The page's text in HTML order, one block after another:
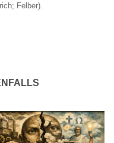
Felber).